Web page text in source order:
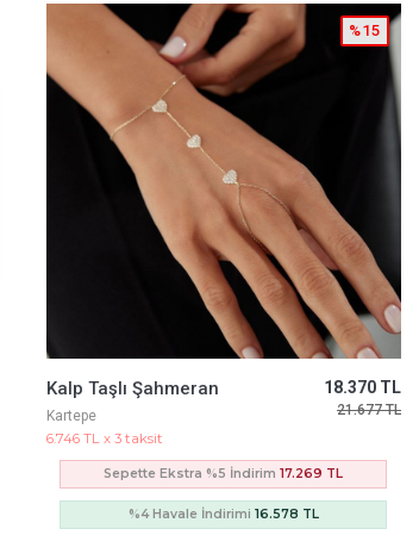
Kartepe
8.979 TL x 3 taksit
24.451 TL
28.852 TL
%15
Sepette Ekstra %5 İndirim 22.985 TL
%4 Havale İndirimi 22.065 TL